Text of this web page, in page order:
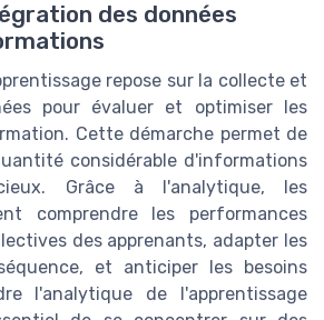
des données
repose sur la collecte et
pour évaluer et optimiser les
Cette démarche permet de
considérable d'informations
Grâce à l'analytique, les
comprendre les performances
des apprenants, adapter les
et anticiper les besoins
l'analytique de l'apprentissage